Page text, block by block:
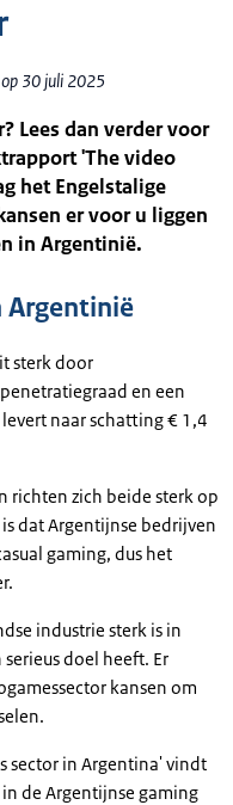
op 30 juli 2025
Lees dan verder voor
'The video
het Engelstalige
er voor u liggen
in Argentinië.
Argentinië
sterk door
en een
naar schatting € 1,4
richten zich beide sterk op
dat Argentijnse bedrijven
gaming, dus het
industrie sterk is in
doel heeft. Er
kansen om
sector in Argentina' vindt
de Argentijnse gaming